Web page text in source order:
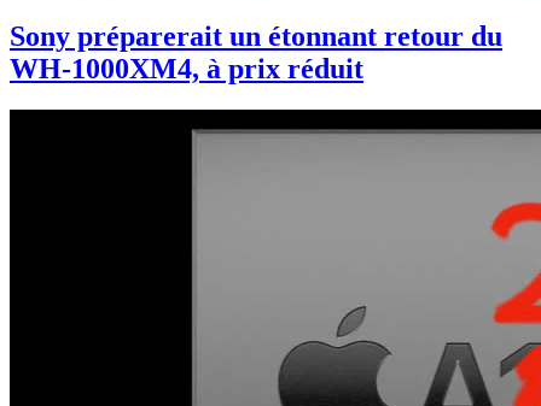
Sony préparerait un étonnant retour du
WH-1000XM4, à prix réduit